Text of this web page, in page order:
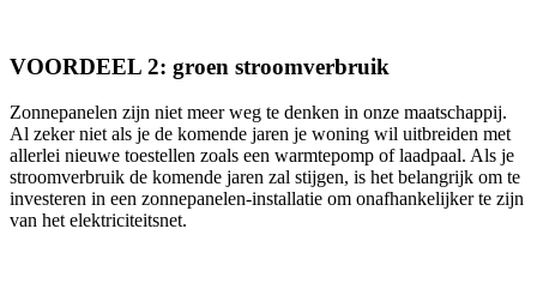
VOORDEEL 2: groen stroomverbruik
Zonnepanelen zijn niet meer weg te denken in onze maatschappij.
Al zeker niet als je de komende jaren je woning wil uitbreiden met
allerlei nieuwe toestellen zoals een warmtepomp of laadpaal. Als je
stroomverbruik de komende jaren zal stijgen, is het belangrijk om te
investeren in een zonnepanelen-installatie om onafhankelijker te zijn
van het elektriciteitsnet.